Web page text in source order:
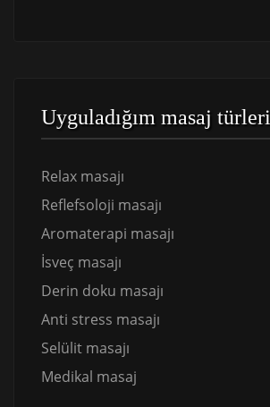
Uyguladığım masaj türleri
Relax masajı
Reflefsoloji masajı
Aromaterapi masajı
İsveç masajı
Derin doku masajı
Anti stress masajı
Selülit masajı
Medikal masaj